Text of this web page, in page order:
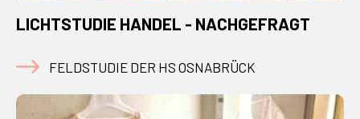
LICHTSTUDIE HANDEL - NACHGEFRAGT
FELDSTUDIE DER HS OSNABRÜCK